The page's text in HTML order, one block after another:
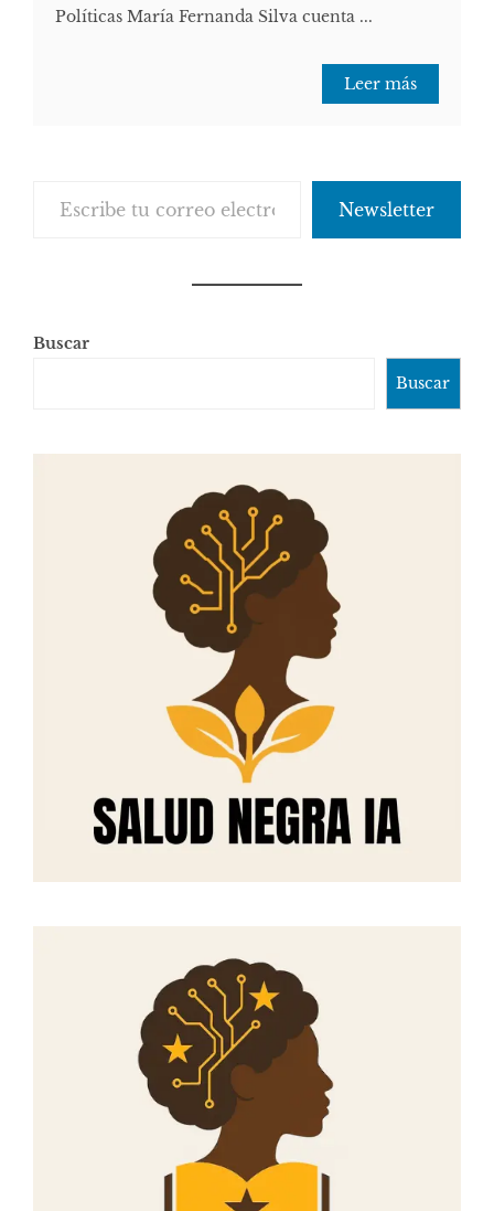
Políticas María Fernanda Silva cuenta ...
Leer más
Newsletter
Buscar
Buscar